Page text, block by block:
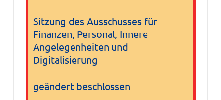
Sitzung des Ausschusses für
Finanzen, Personal, Innere
Angelegenheiten und
Digitalisierung
geändert beschlossen